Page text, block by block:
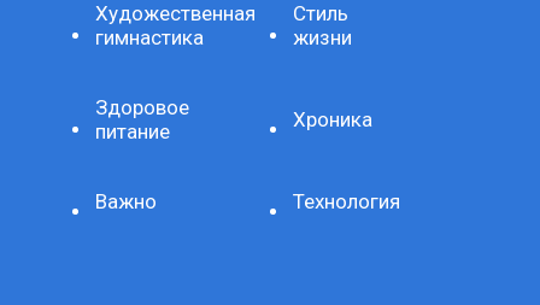
Художественная
гимнастика
Стиль
жизни
Здоровое
питание
Хроника
Важно Технология